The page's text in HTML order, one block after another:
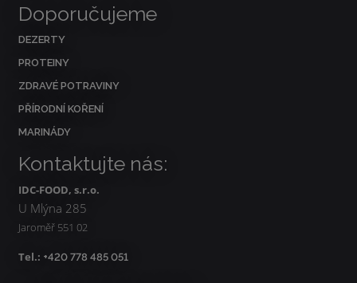
Doporučujeme
DEZERTY
PROTEINY
ZDRAVÉ POTRAVINY
PŘÍRODNÍ KOŘENÍ
MARINÁDY
Kontaktujte nás:
IDC-FOOD, s.r.o.
U Mlýna 285
Jaroměř 551 02
Tel.: +420 778 485 051